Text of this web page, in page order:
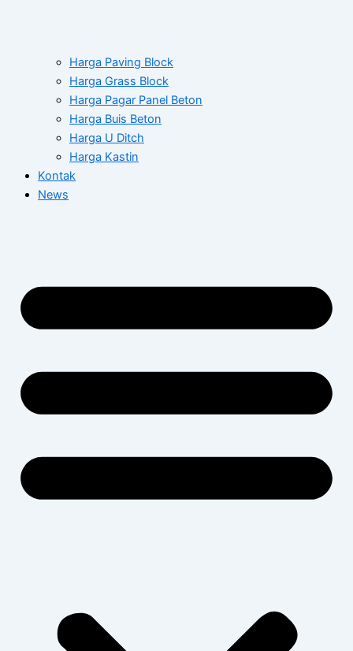
Harga Paving Block
Harga Grass Block
Harga Pagar Panel Beton
Harga Buis Beton
Harga U Ditch
Harga Kastin
Kontak
News